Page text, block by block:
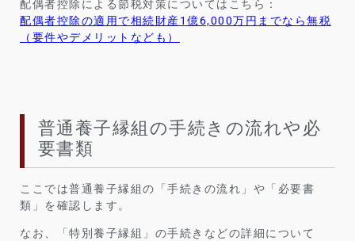
配偶者控除による節税対策についてはこちら：
配偶者控除の適用で相続財産1億6,000万円までなら無税
（要件やデメリットなども）
普通養子縁組の手続きの流れや必
要書類
ここでは普通養子縁組の「手続きの流れ」や「必要書
類」を確認します。
なお、「特別養子縁組」の手続きなどの詳細について